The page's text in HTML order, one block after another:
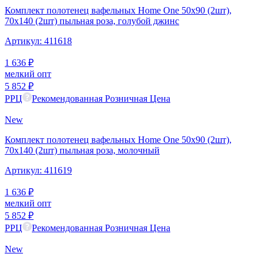
Комплект полотенец вафельных Home One 50х90 (2шт),
70х140 (2шт) пыльная роза, голубой джинс
Артикул: 411618
1 636 ₽
мелкий опт
5 852 ₽
РРЦ
Рекомендованная Розничная Цена
New
Комплект полотенец вафельных Home One 50х90 (2шт),
70х140 (2шт) пыльная роза, молочный
Артикул: 411619
1 636 ₽
мелкий опт
5 852 ₽
РРЦ
Рекомендованная Розничная Цена
New